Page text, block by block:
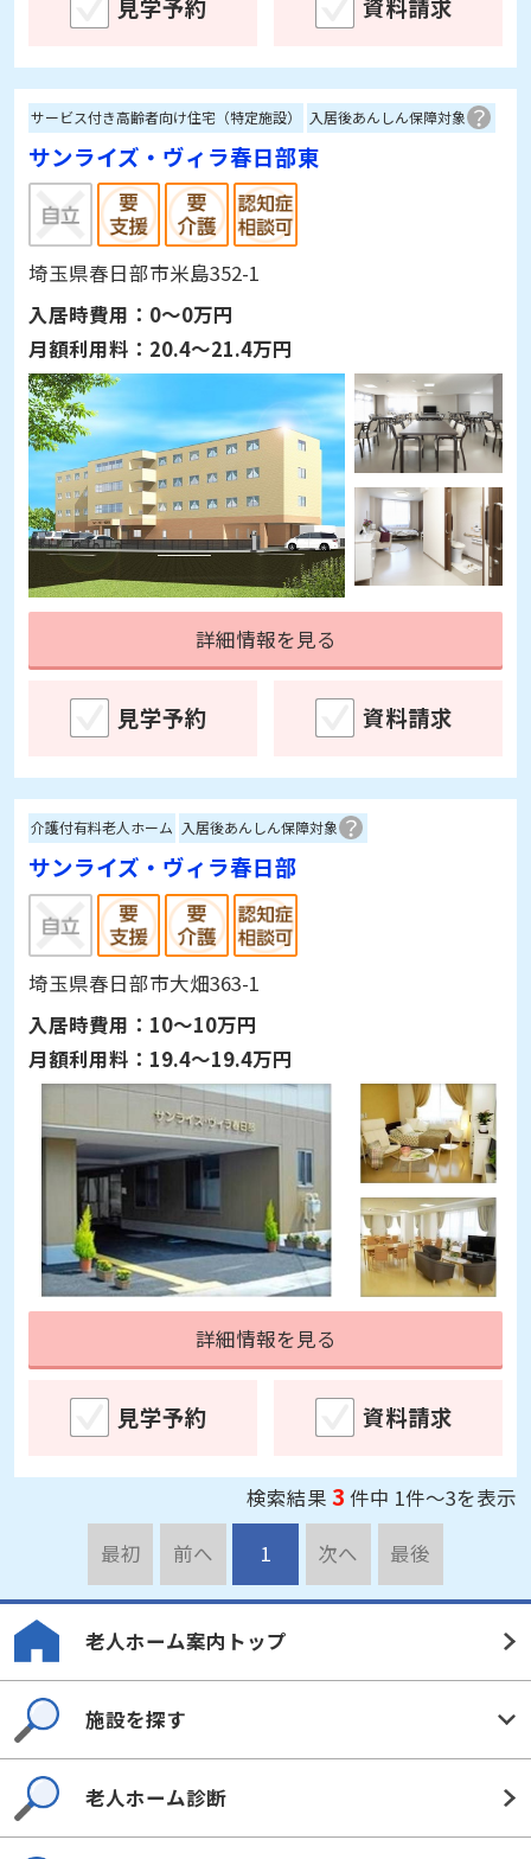
見学予約 資料請求
サービス付き高齢者向け住宅（特定施設） 入居後あんしん保障対象
サンライズ・ヴィラ春日部東
埼玉県春日部市米島352-1
入居時費用： 0～0万円
月額利用料： 20.4～21.4万円
詳細情報を見る
見学予約 資料請求
介護付有料老人ホーム 入居後あんしん保障対象
サンライズ・ヴィラ春日部
埼玉県春日部市大畑363-1
入居時費用： 10～10万円
月額利用料： 19.4～19.4万円
詳細情報を見る
見学予約 資料請求
検索結果3件中 1件～3を表示
最初
前へ 1 次へ 最後
老人ホーム案内トップ
施設を探す
老人ホーム診断